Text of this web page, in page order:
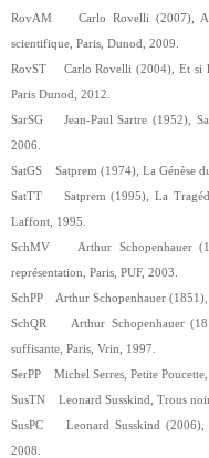
RovAM Carlo Rovelli (2007),
scientifique, Paris, Dunod, 2009.
RovST Carlo Rovelli (2004), Et si le
Paris Dunod, 2012.
SarSG Jean-Paul Sartre (1952),
2006.
SatGS Satprem (1974), La Génèse
SatTT Satprem (1995), La
Laffont, 1995.
SchMV Arthur Schopenhauer
représentation, Paris, PUF, 2003.
SchPP Arthur Schopenhauer (1851),
SchQR Arthur Schopenhauer
suffisante, Paris, Vrin, 1997.
SerPP Michel Serres, Petite
SusTN Leonard Susskind, Trous
SusPC Leonard Susskind (2006),
2008.